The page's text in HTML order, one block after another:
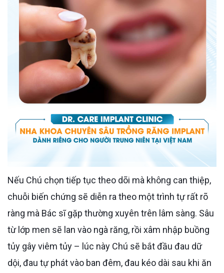
Nếu Chú chọn tiếp tục theo dõi mà không can thiệp,
chuỗi biến chứng sẽ diễn ra theo một trình tự rất rõ
ràng mà Bác sĩ gặp thường xuyên trên lâm sàng. Sâu
từ lớp men sẽ lan vào ngà răng, rồi xâm nhập buồng
tủy gây viêm tủy – lúc này Chú sẽ bắt đầu đau dữ
dội, đau tự phát vào ban đêm, đau kéo dài sau khi ăn